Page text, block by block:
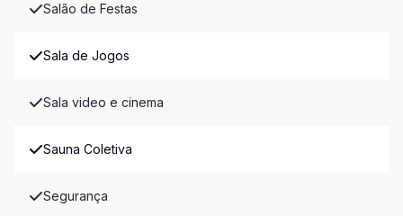
Salão de Festas
Sala de Jogos
Sala video e cinema
Sauna Coletiva
Segurança